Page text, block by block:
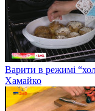
Варити в режимі
Хамайко